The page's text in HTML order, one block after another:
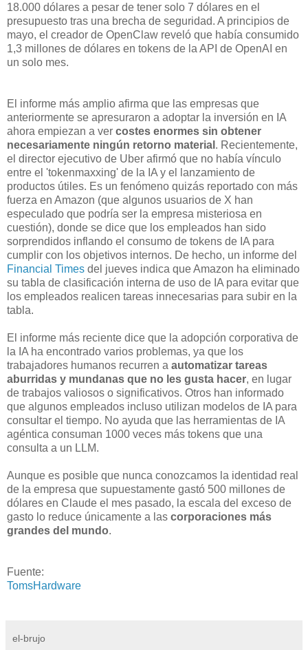
18.000 dólares a pesar de tener solo 7 dólares en el
presupuesto tras una brecha de seguridad. A principios de
mayo, el creador de OpenClaw reveló que había consumido
1,3 millones de dólares en tokens de la API de OpenAI en
un solo mes.
El informe más amplio afirma que las empresas que
anteriormente se apresuraron a adoptar la inversión en IA
ahora empiezan a ver costes enormes sin obtener
necesariamente ningún retorno material . Recientemente,
el director ejecutivo de Uber afirmó que no había vínculo
entre el 'tokenmaxxing' de la IA y el lanzamiento de
productos útiles. Es un fenómeno quizás reportado con más
fuerza en Amazon (que algunos usuarios de X han
especulado que podría ser la empresa misteriosa en
cuestión), donde se dice que los empleados han sido
sorprendidos inflando el consumo de tokens de IA para
cumplir con los objetivos internos. De hecho, un informe del
Financial Times del jueves indica que Amazon ha eliminado
su tabla de clasificación interna de uso de IA para evitar que
los empleados realicen tareas innecesarias para subir en la
tabla.
El informe más reciente dice que la adopción corporativa de
la IA ha encontrado varios problemas, ya que los
trabajadores humanos recurren a automatizar tareas
aburridas y mundanas que no les gusta hacer, en lugar
de trabajos valiosos o significativos. Otros han informado
que algunos empleados incluso utilizan modelos de IA para
consultar el tiempo. No ayuda que las herramientas de IA
agéntica consuman 1000 veces más tokens que una
consulta a un LLM.
Aunque es posible que nunca conozcamos la identidad real
de la empresa que supuestamente gastó 500 millones de
dólares en Claude el mes pasado, la escala del exceso de
gasto lo reduce únicamente a las corporaciones más
grandes del mundo.
Fuente:
TomsHardware
el-brujo